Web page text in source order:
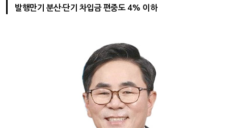
발행만기 분산·단기 차입금 편중도 4% 이하